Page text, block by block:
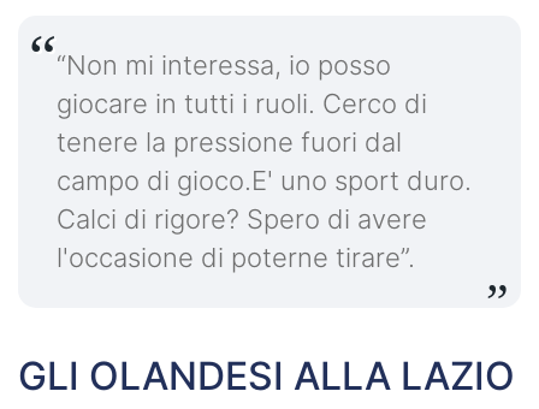
“Non mi interessa, io posso
giocare in tutti i ruoli. Cerco di
tenere la pressione fuori dal
campo di gioco.E' uno sport duro.
Calci di rigore? Spero di avere
l'occasione di poterne tirare”.
GLI OLANDESI ALLA LAZIO